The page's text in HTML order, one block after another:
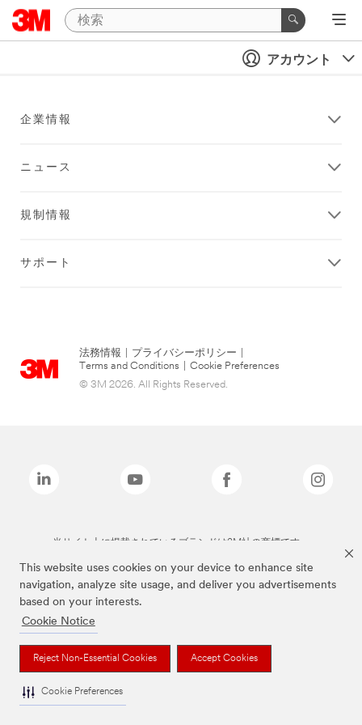
This website uses cookies on your device to enhance site
navigation, analyze site usage, and deliver you advertisements
based on your interests.
Cookie Notice
Reject Non-Essential Cookies Accept Cookies
Cookie Preferences
アカウント
企業情報
ニュース
規制情報
サポート
法務情報 プライバシーポリシー
Terms and Conditions
Cookie Preferences
© 3M 2026. All Rights Reserved.
当サイト上に掲載されているブランドは3M社の商標です。